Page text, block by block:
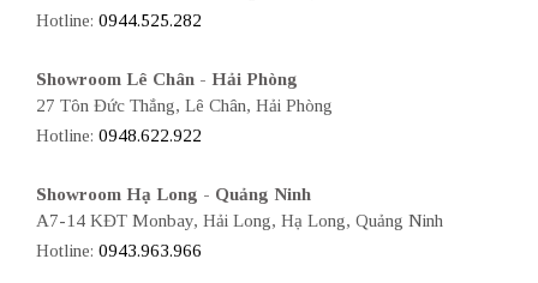
Hotline: 0944.525.282
Showroom Lê Chân - Hải Phòng
27 Tôn Đức Thắng, Lê Chân, Hải Phòng
Hotline: 0948.622.922
Showroom Hạ Long - Quảng Ninh
A7-14 KĐT Monbay, Hải Long, Hạ Long, Quảng Ninh
Hotline: 0943.963.966